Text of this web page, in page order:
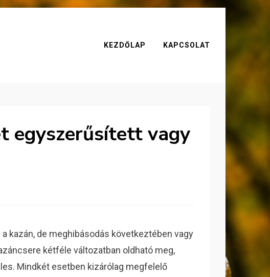
KEZDŐLAP KAPCSOLAT
egyszerűsített vagy
kazán, de meghibásodás következtében vagy
kétféle változatban oldható meg,
Mindkét esetben kizárólag megfelelő